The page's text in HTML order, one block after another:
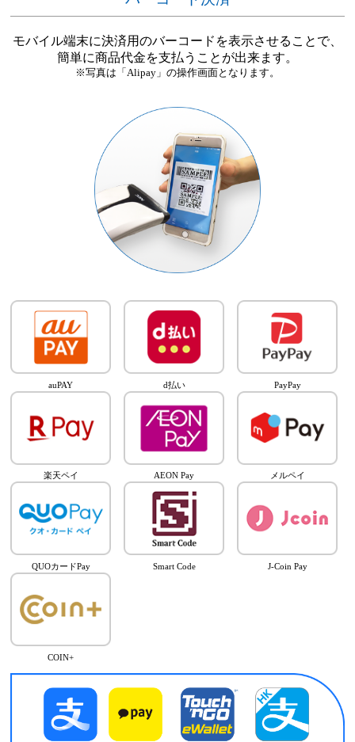
モバイル端末に決済用のバーコードを表示させることで、
簡単に商品代金を支払うことが出来ます。
※写真は「Alipay」の操作画面となります。
auPAY d払い PayPay
楽天ペイ AEON Pay メルペイ
QUOカードPay Smart Code J-Coin Pay
COIN+